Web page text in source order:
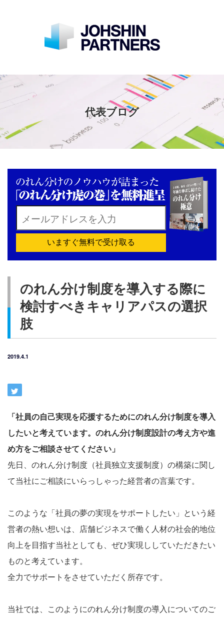
代表ブログ
いますぐ無料で受け取る
のれん分け制度を導入する際に
検討すべきキャリアパスの選択
肢
2019.4.1
「社員の自己実現を応援するためにのれん分け制度を導入
したいと考えています。のれん分け制度設計の考え方や進
め方をご相談させてください」
先日、のれん分け制度（社員独立支援制度）の構築に関し
て当社にご相談にいらっしゃった経営者の言葉です。
このような「社員の夢の実現をサポートしたい」という経
営者の熱い想いは、店舗ビジネスで働く人材の社会的地位
向上を目指す当社としても、ぜひ実現ししていただきたい
ものと考えています。
全力でサポートをさせていただく所存です。
当社では、このようにのれん分け制度の導入についてのご